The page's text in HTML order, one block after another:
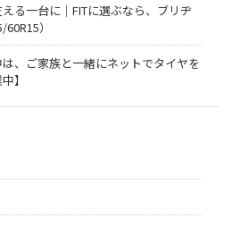
る一台に｜FITに選ぶなら、ブリヂ
）
、ご家族と一緒にネットでタイヤを
】